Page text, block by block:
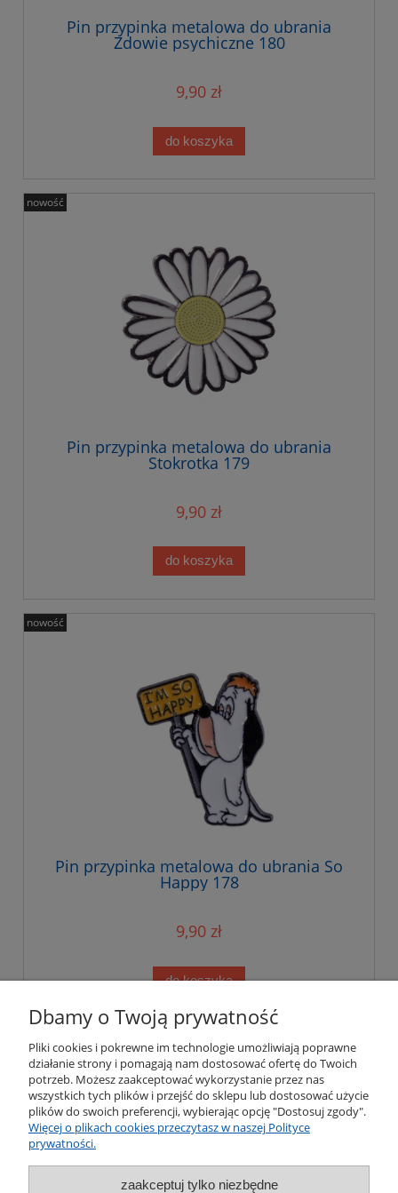
Pin przypinka metalowa do ubrania
Zdowie psychiczne 180
9,90 zł
do koszyka
Pin przypinka metalowa do ubrania
Stokrotka 179
9,90 zł
do koszyka
nowość
Pin przypinka metalowa do ubrania So
Happy 178
9,90 zł
do koszyka
nowość
« 1 2 3 4 5 ... 18 »
Pomoc
Moje konto
Płatności i dostawa
Dbamy o Twoją prywatność
Pliki cookies i pokrewne im technologie umożliwiają poprawne
działanie strony i pomagają nam dostosować ofertę do Twoich
potrzeb. Możesz zaakceptować wykorzystanie przez nas
wszystkich tych plików i przejść do sklepu lub dostosować użycie
plików do swoich preferencji, wybierając opcję "Dostosuj zgody".
Więcej o plikach cookies przeczytasz w naszej Polityce
prywatności.
zaakceptuj tylko niezbędne